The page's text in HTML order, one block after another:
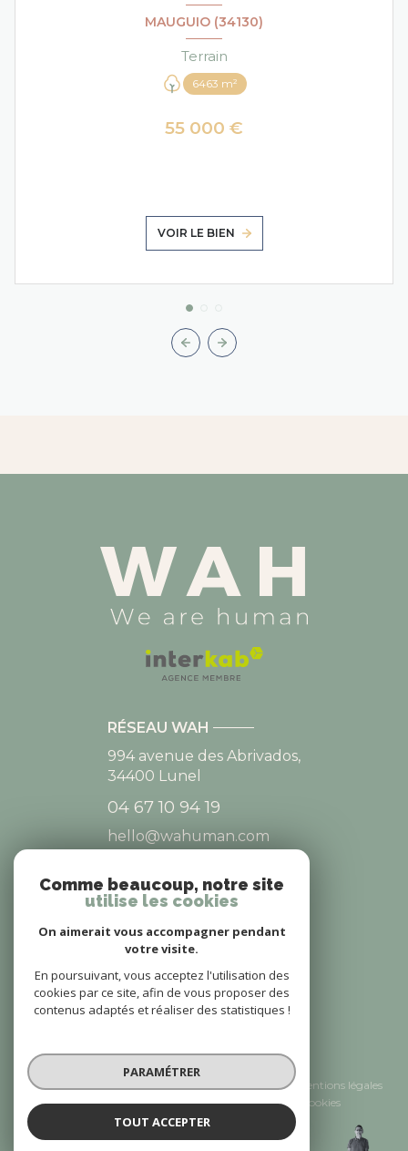
DEROZIE
MAUGUIO (34130)
Terrain
6463 m²
55 000 €
VOIR LE BIEN
RÉSEAU WAH
994 avenue des Abrivados,
34400 Lunel
04 67 10 94 19
hello@wahuman.com
NOS RÉSEAUX
NOUS SUIVRE
Nos honoraires
Nos partenaires
Mentions légales
Admin
Politique RGPD Cookies
Réalisé par :
Comme beaucoup, notre site
utilise les cookies
On aimerait vous accompagner pendant
votre visite.
En poursuivant, vous acceptez l'utilisation des
cookies par ce site, afin de vous proposer des
contenus adaptés et réaliser des statistiques !
PARAMÉTRER
TOUT ACCEPTER